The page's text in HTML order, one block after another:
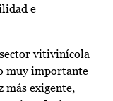
e
vitivinícola
muy importante
más exigente,